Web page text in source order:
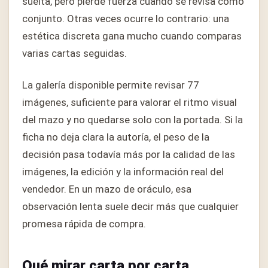
conjunto. Otras veces ocurre lo contrario: una
estética discreta gana mucho cuando comparas
varias cartas seguidas.
La galería disponible permite revisar 77
imágenes, suficiente para valorar el ritmo visual
del mazo y no quedarse solo con la portada. Si la
ficha no deja clara la autoría, el peso de la
decisión pasa todavía más por la calidad de las
imágenes, la edición y la información real del
vendedor. En un mazo de oráculo, esa
observación lenta suele decir más que cualquier
promesa rápida de compra.